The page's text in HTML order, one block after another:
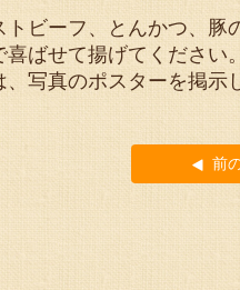
トビーフ、とんかつ、
喜ばせて揚げてくださ
、写真のポスターを掲示
前